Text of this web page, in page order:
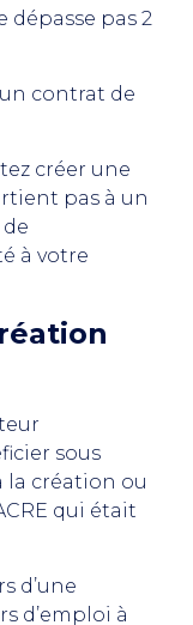
pas 2
contrat de
créer une
pas à un
à votre
sous
la création ou
qui était
d’une
d’emploi à